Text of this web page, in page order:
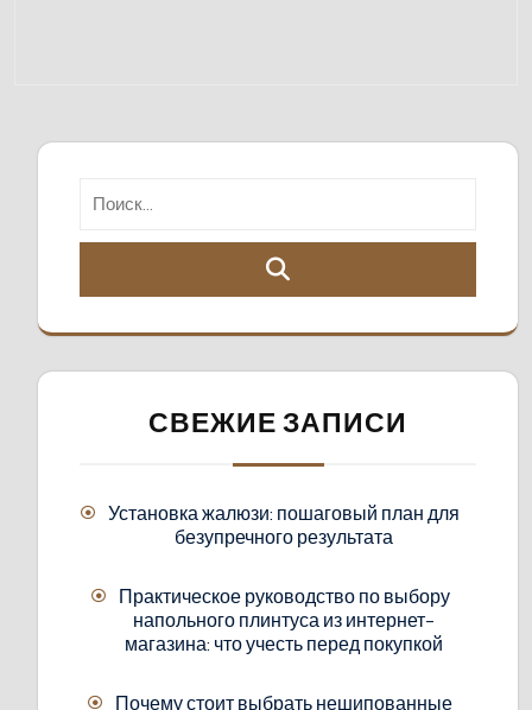
СВЕЖИЕ ЗАПИСИ
Установка жалюзи: пошаговый план для
безупречного результата
Практическое руководство по выбору
напольного плинтуса из интернет-
магазина: что учесть перед покупкой
Почему стоит выбрать нешипованные